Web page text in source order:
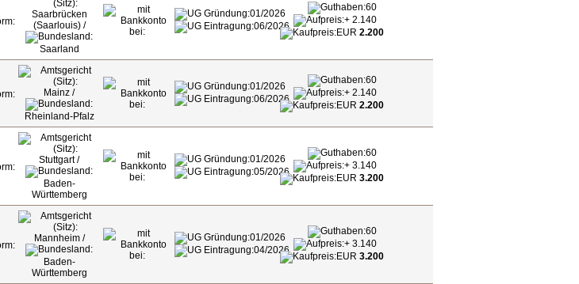
Saarbrücken
(Saarlouis) /
Saarland
01/2026
06/2026
60
+ 2.140
EUR2.200
Mainz /
Rheinland-Pfalz
01/2026
06/2026
60
+ 2.140
EUR2.200
Stuttgart /
Baden-
Württemberg
01/2026
05/2026
60
+ 3.140
EUR3.200
Mannheim /
Baden-
Württemberg
01/2026
04/2026
60
+ 3.140
EUR3.200